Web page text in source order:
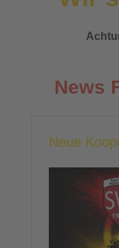
News
Neue